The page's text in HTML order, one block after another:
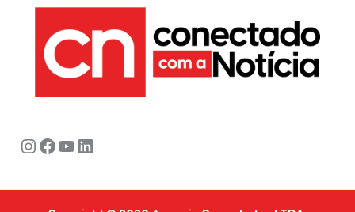
Instagram
Facebook
Youtube
LinkedIn